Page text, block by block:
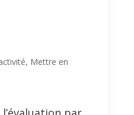
, Mettre en